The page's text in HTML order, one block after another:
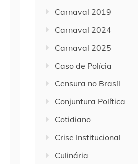
Carnaval 2019
Carnaval 2024
Carnaval 2025
Caso de Polícia
Censura no Brasil
Conjuntura Política
Cotidiano
Crise Institucional
Culinária